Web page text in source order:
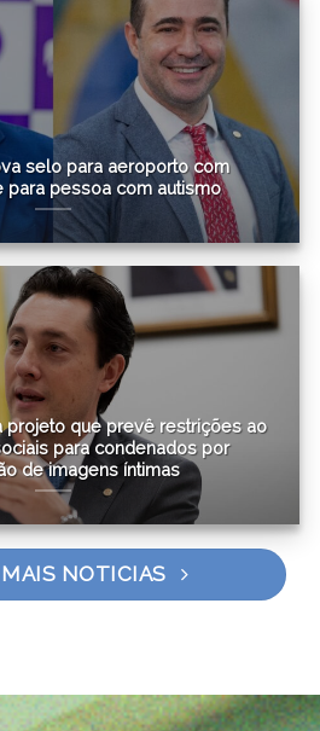
selo para aeroporto com
para pessoa com autismo
projeto que prevê restrições ao
para condenados por
de imagens íntimas
NOTICIAS